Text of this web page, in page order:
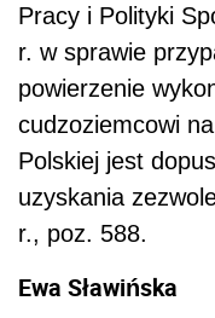
Pracy i Polityki
r. w sprawie
powierzenie
cudzoziemcowi
Polskiej jest
uzyskania
r., poz. 588.
Ewa Sławińska